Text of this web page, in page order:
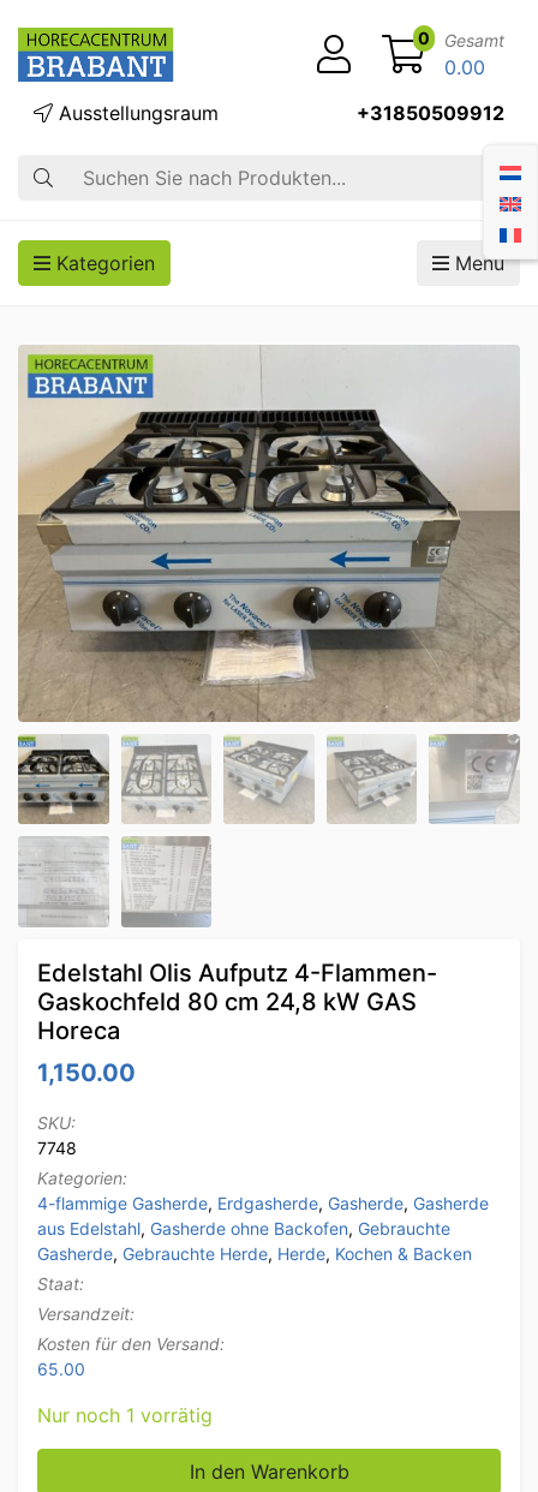
Suche
Ausstellungsraum +31850509912
0 Gesamt
0.00
Kategorien Menü
Edelstahl Olis Aufputz 4-Flammen-
Gaskochfeld 80 cm 24,8 kW GAS
Horeca
1,150.00
SKU:
7748
Kategorien:
4-flammige Gasherde, Erdgasherde, Gasherde, Gasherde
aus Edelstahl, Gasherde ohne Backofen, Gebrauchte
Gasherde, Gebrauchte Herde, Herde, Kochen & Backen
Staat:
Versandzeit:
Kosten für den Versand:
65.00
Nur noch 1 vorrätig
Edelstahl Olis Aufputz 4-Flammen-Gaskochfeld 80
In den Warenkorb